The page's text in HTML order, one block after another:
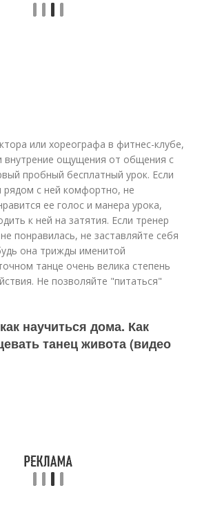
или хореографа в фитнес-клубе,
внутрение ощущения от общения с
пробный бесплатный урок. Если
рядом с ней комфортно, не
ее голос и манера урока,
к ней на затятия. Если тренер
понравилась, не заставляйте себя
она трижды именитой
танце очень велика степень
Не позволяйте "питаться"
научиться дома. Как
танец живота (видео